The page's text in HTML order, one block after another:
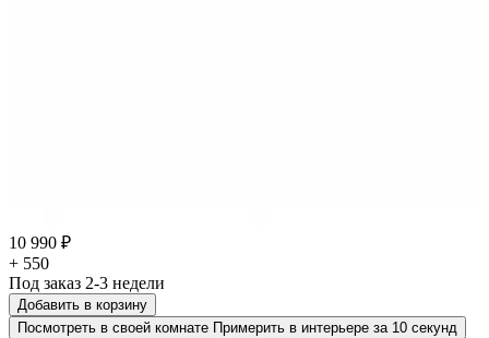
10 990 ₽
+ 550
Под заказ 2-3 недели
Добавить в корзину
Посмотреть в своей комнате Примерить в интерьере за 10 секунд